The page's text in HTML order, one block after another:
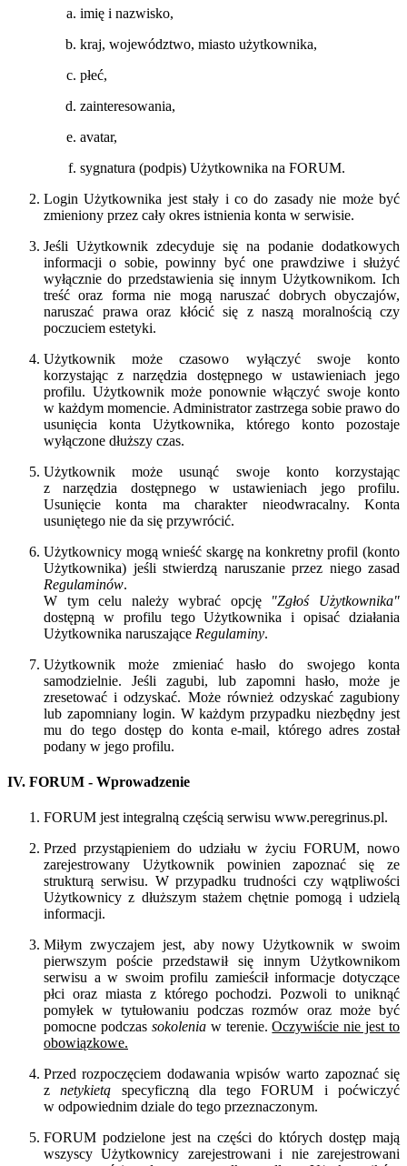
imię i nazwisko,
kraj, województwo, miasto użytkownika,
płeć,
zainteresowania,
avatar,
sygnatura (podpis) Użytkownika na FORUM.
Login Użytkownika jest stały i co do zasady nie może być
zmieniony przez cały okres istnienia konta w serwisie.
Jeśli Użytkownik zdecyduje się na podanie dodatkowych
informacji o sobie, powinny być one prawdziwe i służyć
wyłącznie do przedstawienia się innym Użytkownikom. Ich
treść oraz forma nie mogą naruszać dobrych obyczajów,
naruszać prawa oraz kłócić się z naszą moralnością czy
poczuciem estetyki.
Użytkownik może czasowo wyłączyć swoje konto
korzystając z narzędzia dostępnego w ustawieniach jego
profilu. Użytkownik może ponownie włączyć swoje konto
w każdym momencie. Administrator zastrzega sobie prawo do
usunięcia konta Użytkownika, którego konto pozostaje
wyłączone dłuższy czas.
Użytkownik może usunąć swoje konto korzystając
z narzędzia dostępnego w ustawieniach jego profilu.
Usunięcie konta ma charakter nieodwracalny. Konta
usuniętego nie da się przywrócić.
Użytkownicy mogą wnieść skargę na konkretny profil (konto
Użytkownika) jeśli stwierdzą naruszanie przez niego zasad
Regulaminów.
W tym celu należy wybrać opcję "Zgłoś Użytkownika"
dostępną w profilu tego Użytkownika i opisać działania
Użytkownika naruszające Regulaminy.
Użytkownik może zmieniać hasło do swojego konta
samodzielnie. Jeśli zagubi, lub zapomni hasło, może je
zresetować i odzyskać. Może również odzyskać zagubiony
lub zapomniany login. W każdym przypadku niezbędny jest
mu do tego dostęp do konta e-mail, którego adres został
podany w jego profilu.
IV. FORUM - Wprowadzenie
FORUM jest integralną częścią serwisu www.peregrinus.pl.
Przed przystąpieniem do udziału w życiu FORUM, nowo
zarejestrowany Użytkownik powinien zapoznać się ze
strukturą serwisu. W przypadku trudności czy wątpliwości
Użytkownicy z dłuższym stażem chętnie pomogą i udzielą
informacji.
Miłym zwyczajem jest, aby nowy Użytkownik w swoim
pierwszym poście przedstawił się innym Użytkownikom
serwisu a w swoim profilu zamieścił informacje dotyczące
płci oraz miasta z którego pochodzi. Pozwoli to uniknąć
pomyłek w tytułowaniu podczas rozmów oraz może być
pomocne podczas sokoleniaw terenie.Oczywiście nie jest to
obowiązkowe.
Przed rozpoczęciem dodawania wpisów warto zapoznać się
znetykietą specyficzną dla tego FORUM i poćwiczyć
w odpowiednim dziale do tego przeznaczonym.
FORUM podzielone jest na części do których dostęp mają
wszyscy Użytkownicy zarejestrowani i nie zarejestrowani